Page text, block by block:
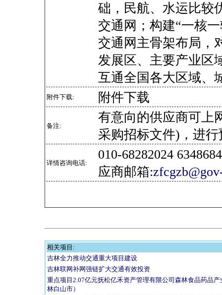
础，民航、水运比较
交通网；构建“一核
交通网主骨架布局，
发展区、主要产业区
互通全国各大区域、
附件下载: 附件下载
备注:
有意向的供应商可上
采购招标文件)，进
详情咨询电话:
010-68282024
应商邮箱:
相关项目:
吉林全力推动交通重大项目建设
吉林联网补网强链扩大交通有效投资
重点项目2.07亿元抚松亿禾资产管理有限公司森林食品药品
林白山市）